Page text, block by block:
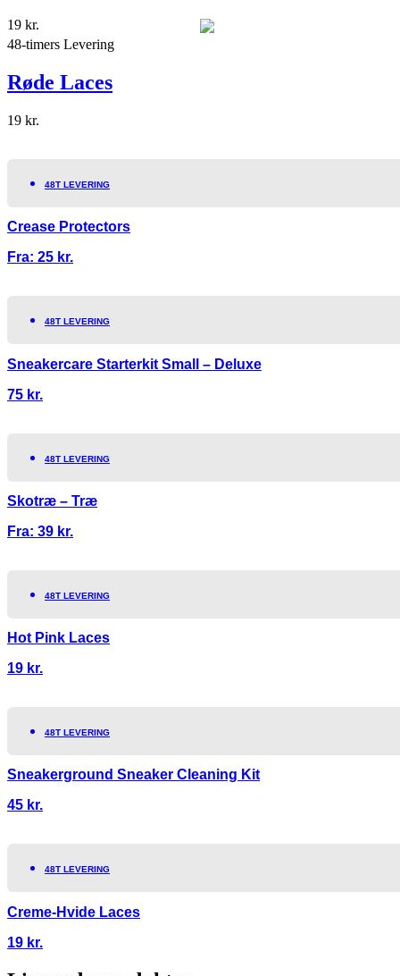
19 kr.
48-timers Levering
Røde Laces
19 kr.
48T LEVERING
Crease Protectors
Fra: 25 kr.
48T LEVERING
Sneakercare Starterkit Small – Deluxe
75 kr.
48T LEVERING
Skotræ – Træ
Fra: 39 kr.
48T LEVERING
Hot Pink Laces
19 kr.
48T LEVERING
Sneakerground Sneaker Cleaning Kit
45 kr.
48T LEVERING
Creme-Hvide Laces
19 kr.